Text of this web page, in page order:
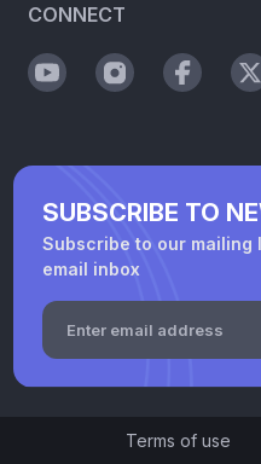
CONNECT
SUBSCRIBE TO
Subscribe to our mailing
email inbox
Terms of use